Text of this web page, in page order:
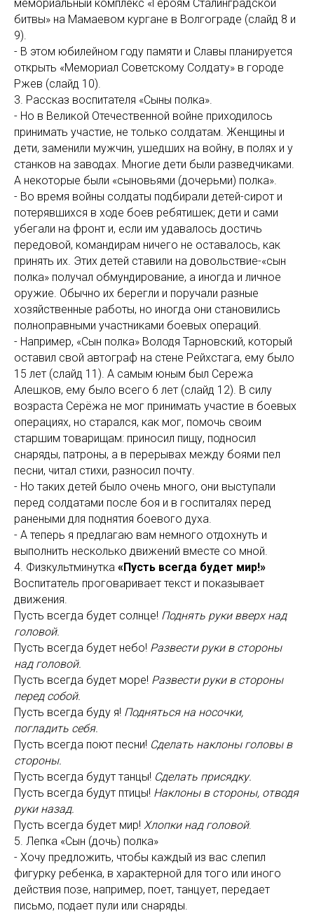
мемориальный комплекс «Героям Сталинградской
битвы» на Мамаевом кургане в Волгограде (слайд 8 и
9).
- В этом юбилейном году памяти и Славы планируется
открыть «Мемориал Советскому Солдату» в городе
Ржев (слайд 10).
3. Рассказ воспитателя «Сыны полка».
- Но в Великой Отечественной войне приходилось
принимать участие, не только солдатам. Женщины и
дети, заменили мужчин, ушедших на войну, в полях и у
станков на заводах. Многие дети были разведчиками.
А некоторые были «сыновьями (дочерьми) полка».
- Во время войны солдаты подбирали детей-сирот и
потерявшихся в ходе боев ребятишек; дети и сами
убегали на фронт и, если им удавалось достичь
передовой, командирам ничего не оставалось, как
принять их. Этих детей ставили на довольствие-«сын
полка» получал обмундирование, а иногда и личное
оружие. Обычно их берегли и поручали разные
хозяйственные работы, но иногда они становились
полноправными участниками боевых операций.
- Например, «Сын полка» Володя Тарновский, который
оставил свой автограф на стене Рейхстага, ему было
15 лет (слайд 11). А самым юным был Сережа
Алешков, ему было всего 6 лет (слайд 12). В силу
возраста Серёжа не мог принимать участие в боевых
операциях, но старался, как мог, помочь своим
старшим товарищам: приносил пищу, подносил
снаряды, патроны, а в перерывах между боями пел
песни, читал стихи, разносил почту.
- Но таких детей было очень много, они выступали
перед солдатами после боя и в госпиталях перед
ранеными для поднятия боевого духа.
- А теперь я предлагаю вам немного отдохнуть и
выполнить несколько движений вместе со мной.
4. Физкультминутка «Пусть всегда будет мир!»
Воспитатель проговаривает текст и показывает
движения.
Пусть всегда будет солнце! Поднять руки вверх над
головой.
Пусть всегда будет небо! Развести руки в стороны
над головой.
Пусть всегда будет море! Развести руки в стороны
перед собой.
Пусть всегда буду я! Подняться на носочки,
погладить себя.
Пусть всегда поют песни! Сделать наклоны головы в
стороны.
Пусть всегда будут танцы! Сделать присядку.
Пусть всегда будут птицы! Наклоны в стороны, отводя
руки назад.
Пусть всегда будет мир! Хлопки над головой.
5. Лепка «Сын (дочь) полка»
- Хочу предложить, чтобы каждый из вас слепил
фигурку ребенка, в характерной для того или иного
действия позе, например, поет, танцует, передает
письмо, подает пули или снаряды.